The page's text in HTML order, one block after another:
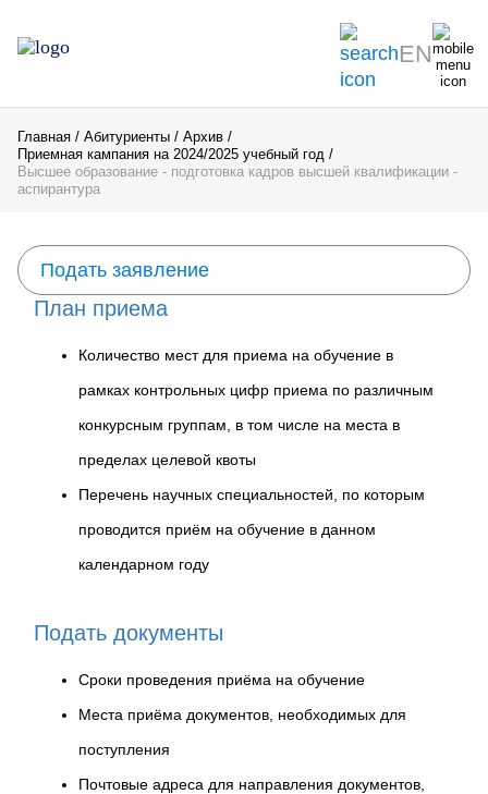
EN
Главная Абитуриенты
Архив
Приемная кампания на 2024/2025 учебный год
Высшее образование - подготовка кадров высшей квалификации -
аспирантура
Подать заявление
План приема
Количество мест для приема на обучение в
рамках контрольных цифр приема по различным
конкурсным группам, в том числе на места в
пределах целевой квоты
Перечень научных специальностей, по которым
проводится приём на обучение в данном
календарном году
Подать документы
Сроки проведения приёма на обучение
Места приёма документов, необходимых для
поступления
Почтовые адреса для направления документов,